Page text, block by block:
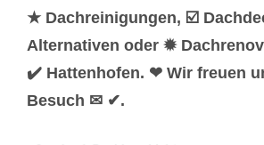
★ Dachreinigungen, ☑️
Alternativen oder ✹
✔️ Hattenhofen. ❤ Wir freuen
Besuch ✉ ✔.